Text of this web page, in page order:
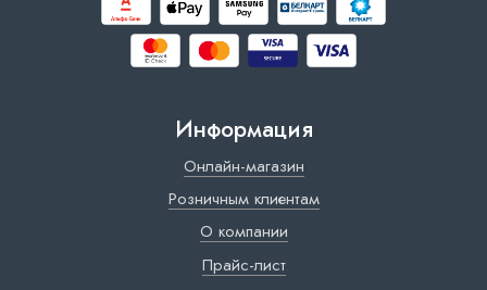
Информация
Онлайн-магазин
Розничным клиентам
О компании
Прайс-лист